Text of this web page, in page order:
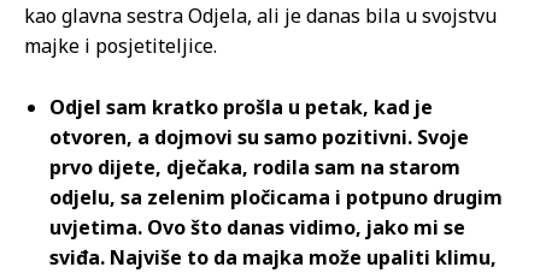
kao glavna sestra Odjela, ali je danas bila u svojstvu
majke i posjetiteljice.
Odjel sam kratko prošla u petak, kad je
otvoren, a dojmovi su samo pozitivni. Svoje
prvo dijete, dječaka, rodila sam na starom
odjelu, sa zelenim pločicama i potpuno drugim
uvjetima. Ovo što danas vidimo, jako mi se
sviđa. Najviše to da majka može upaliti klimu,